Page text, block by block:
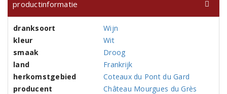
productinformatie
dranksoort
Wijn
kleur
Wit
smaak
Droog
land
Frankrijk
herkomstgebied
Coteaux du Pont du Gard
producent
Château Mourgues du Grès